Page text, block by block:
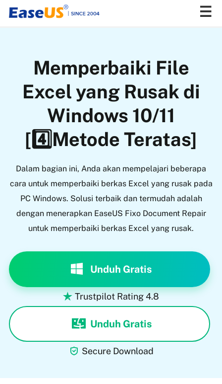
Memperbaiki File
Excel yang Rusak di
Windows 10/11
[4️⃣Metode Teratas]
Dalam bagian ini, Anda akan mempelajari beberapa
cara untuk memperbaiki berkas Excel yang rusak pada
PC Windows. Solusi terbaik dan termudah adalah
dengan menerapkan EaseUS Fixo Document Repair
untuk memperbaiki berkas Excel yang rusak.
Unduh Gratis
 Trustpilot Rating 4.8
Unduh Gratis
 Secure Download